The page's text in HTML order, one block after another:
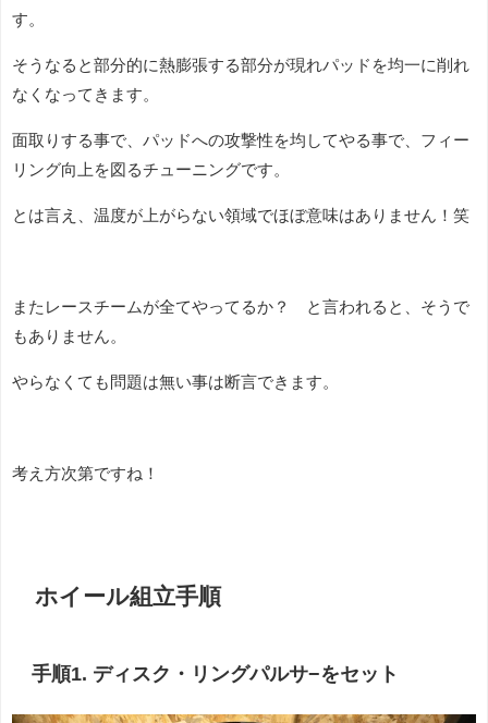
す。
そうなると部分的に熱膨張する部分が現れパッドを均一に削れ
なくなってきます。
面取りする事で、パッドへの攻撃性を均してやる事で、フィー
リング向上を図るチューニングです。
とは言え、温度が上がらない領域でほぼ意味はありません！笑
またレースチームが全てやってるか？ と言われると、そうで
もありません。
やらなくても問題は無い事は断言できます。
考え方次第ですね！
ホイール組立手順
手順1. ディスク・リングパルサ−をセット